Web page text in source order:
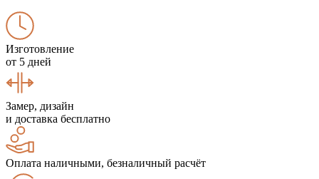
Изготовление
от 5 дней
Замер, дизайн
и доставка бесплатно
Оплата наличными, безналичный расчёт